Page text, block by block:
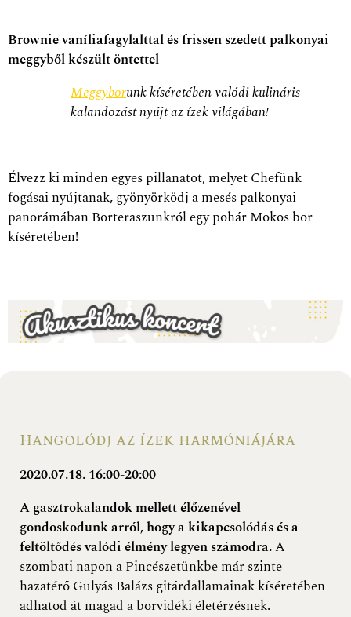
Brownie vaníliafagylalttal és frissen szedett palkonyai
meggyből készült öntettel
Meggyborunk kíséretében valódi kulináris
kalandozást nyújt az ízek világában!
Élvezz ki minden egyes pillanatot, melyet Chefünk
fogásai nyújtanak, gyönyörködj a mesés palkonyai
panorámában Borteraszunkról egy pohár Mokos bor
kíséretében!
Hangolódj az ízek harmóniájára
2020.07.18. 16:00-20:00
A gasztrokalandok mellett élőzenével
gondoskodunk arról, hogy a kikapcsolódás és a
feltöltődés valódi élmény legyen számodra.A
szombati napon a Pincészetünkbe már szinte
hazatérő Gulyás Balázs gitárdallamainak kíséretében
adhatod át magad a borvidéki életérzésnek.